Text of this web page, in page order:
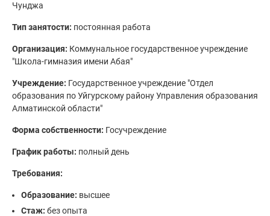
Чунджа
Тип занятости: постоянная работа
Организация: Коммунальное государственное учреждение
"Школа-гимназия имени Абая"
Учреждение: Государственное учреждение "Отдел
образования по Уйгурскому району Управления образования
Алматинской области"
Форма собственности: Госучреждение
График работы: полный день
Требования:
Образование: высшее
Стаж: без опыта